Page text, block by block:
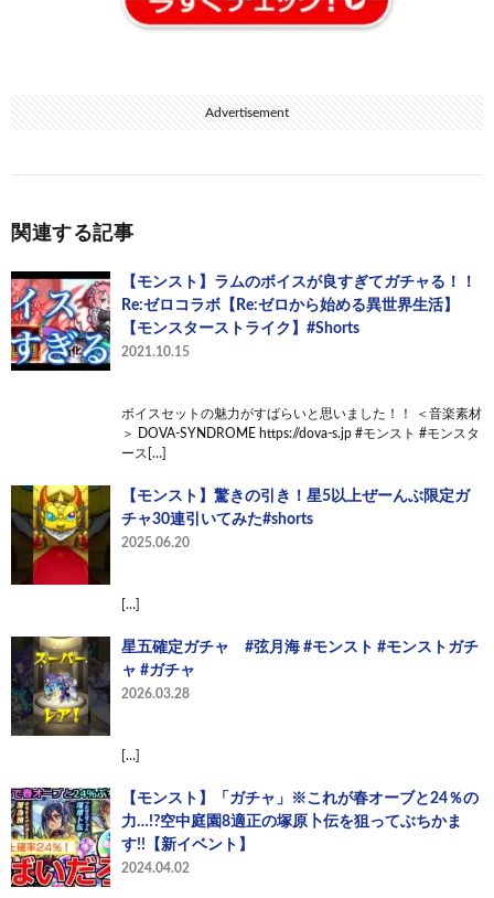
Advertisement
関連する記事
【モンスト】ラムのボイスが良すぎてガチャる！！
Re:ゼロコラボ【Re:ゼロから始める異世界生活】
【モンスターストライク】#Shorts
2021.10.15
ボイスセットの魅力がすばらいと思いました！！ ＜音楽素材
＞ DOVA-SYNDROME https://dova-s.jp #モンスト #モンスタ
ース[…]
【モンスト】驚きの引き！星5以上ぜーんぶ限定ガ
チャ30連引いてみた#shorts
2025.06.20
[…]
星五確定ガチャ #弦月海 #モンスト #モンストガチ
ャ #ガチャ
2026.03.28
[…]
【モンスト】「ガチャ」※これが春オーブと24％の
力…!?空中庭園8適正の塚原卜伝を狙ってぶちかま
す!!【新イベント】
2024.04.02